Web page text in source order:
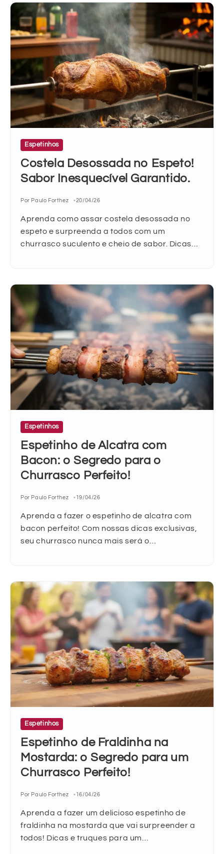
Espetinhos
Costela Desossada no Espeto!
Sabor Inesquecível Garantido.
Por Paulo Forthez 20/04/26
Aprenda como assar costela desossada no
espeto e surpreenda a todos com um
churrasco suculento e cheio de sabor. Dicas…
Espetinhos
Espetinho de Alcatra com
Bacon: o Segredo para o
Churrasco Perfeito!
Por Paulo Forthez 19/04/26
Aprenda a fazer o espetinho de alcatra com
bacon perfeito! Com nossas dicas exclusivas,
seu churrasco nunca mais será o…
Espetinhos
Espetinho de Fraldinha na
Mostarda: o Segredo para um
Churrasco Perfeito!
Por Paulo Forthez 16/04/26
Aprenda a fazer um delicioso espetinho de
fraldinha na mostarda que vai surpreender a
todos! Dicas e truques para um…